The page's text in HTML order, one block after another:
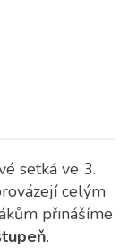
setká ve 3.
celým
přinášíme
.